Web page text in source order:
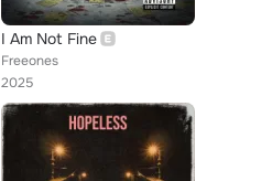
I Am Not Fine
Freeones
2025